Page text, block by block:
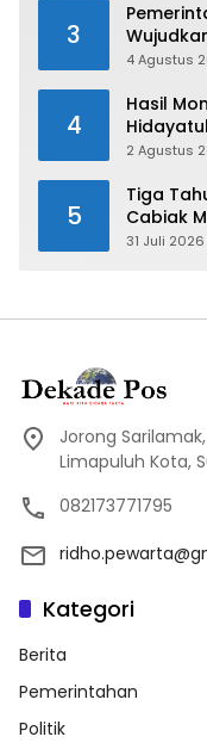
3
Pangan
4 Agustus
4
Hasil
Kirimkan
2 Agustus
5
Tiga
Cabiak
Atensi Kita
31 Juli 2026
Jorong
Limapuluh Kota,
082173771795
Kategori
Berita
Pemerintahan
Politik